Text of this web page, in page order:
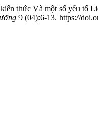
thức Và một số yếu tố
9 (04):6-13. https://